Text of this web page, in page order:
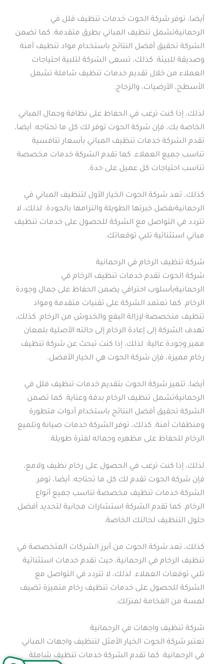
أيضا، توفر شركة الحوت خدمات تنظيف فلل في
الرحمانيةتشمل تنظيف المباني بطرق متقدمة. كما تضمن
الشركة تحقيق أفضل النتائج باستخدام مواد تنظيف آمنة
وصديقة للبيئة. كذلك، تسعى الشركة لتلبية احتياجات
العملاء من خلال تقديم خدمات تنظيف شاملة تشمل
الأسطح، الأرضيات، والزجاج.
لذلك، إذا كنت ترغب في الحفاظ على نظافة وجمال المباني
الخاصة بك، فإن شركة الحوت توفر لك كل ما تحتاجه. أيضا،
تقدم الشركة خدمات تنظيف المباني بأسعار تنافسية
تناسب جميع العملاء. كما تقدم الشركة خدمات مخصصة
تناسب احتياجات كل عميل على حدة.
كذلك، تعد شركة الحوت الخيار الأول لتنظيف المباني في
الرحمانيةبفضل خبرتها الطويلة والتزامها بالجودة. لذلك، لا
تتردد في التواصل مع الشركة للحصول على خدمات تنظيف
مباني استثنائية تلبي توقعاتك.
شركة تنظيف الرخام في الرحمانية
شركة الحوت تقدم خدمات تنظيف الرخام في
الرحمانيةبأسلوب احترافي يضمن الحفاظ على جمال وجودة
الرخام. كما تعتمد الشركة على تقنيات متقدمة ومواد
تنظيف متخصصة لإزالة البقع والخدوش من الرخام. كذلك،
تهدف الشركة إلى إعادة الرخام إلى حالته الأصلية بلمعان
مميز وجودة عالية. لذلك، إذا كنت تبحث عن شركة تنظيف
رخام مميزة، فإن شركة الحوت هي الخيار الأفضل.
أيضا، تتميز شركة الحوت بتقديم خدمات تنظيف فلل في
الرحمانيةتشمل تنظيف الرخام بدقة وعناية. كما تضمن
الشركة تحقيق أفضل النتائج باستخدام أدوات متطورة
ومنظفات آمنة. كذلك، توفر الشركة خدمات صيانة وتلميع
الرخام للحفاظ على مظهره وجماله لفترة طويلة.
لذلك، إذا كنت ترغب في الحصول على رخام نظيف ولامع،
فإن شركة الحوت تقدم لك كل ما تحتاجه. أيضا، توفر
الشركة خدمات تنظيف مخصصة تناسب جميع أنواع
الرخام. كما تقدم الشركة استشارات مجانية لتحديد أفضل
حلول التنظيف لحالتك الخاصة.
كذلك، تعد شركة الحوت من أبرز الشركات المتخصصة في
تنظيف الرخام في الرحمانية، حيث تقدم خدمات استثنائية
تلبي توقعات العملاء. لذلك، لا تتردد في التواصل مع
الشركة للحصول على خدمات تنظيف رخام متميزة تضيف
لمسة من الفخامة لمنزلك.
شركة تنظيف واجهات في الرحمانية
تعتبر شركة الحوت الخيار الأمثل لتنظيف واجهات المباني
في الرحمانية. كما تقدم الشركة خدمات تنظيف شاملة